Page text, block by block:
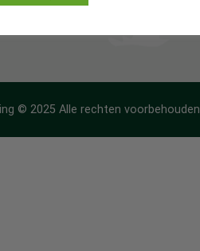
© 2025 Alle rechten voorbehouden